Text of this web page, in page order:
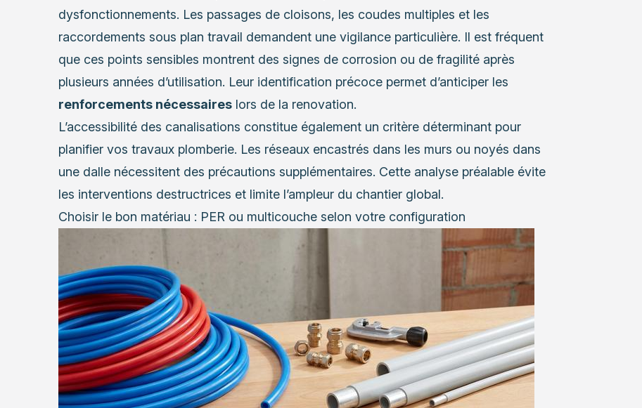
dysfonctionnements. Les passages de cloisons, les coudes multiples et les
raccordements sous plan travail demandent une vigilance particulière. Il est fréquent
que ces points sensibles montrent des signes de corrosion ou de fragilité après
plusieurs années d’utilisation. Leur identification précoce permet d’anticiper les
renforcements nécessaireslors de la renovation.
L’accessibilité des canalisations constitue également un critère déterminant pour
planifier vos travaux plomberie. Les réseaux encastrés dans les murs ou noyés dans
une dalle nécessitent des précautions supplémentaires. Cette analyse préalable évite
les interventions destructrices et limite l’ampleur du chantier global.
Choisir le bon matériau : PER ou multicouche selon votre configuration